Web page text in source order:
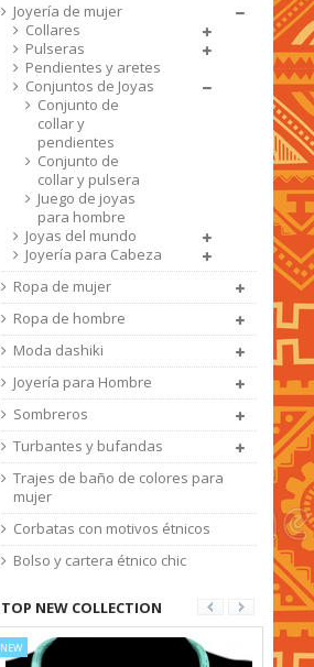
Joyería de mujer
Collares
Pulseras
Pendientes y aretes
Conjuntos de Joyas
Conjunto de
collar y
pendientes
Conjunto de
collar y pulsera
Juego de joyas
para hombre
Joyas del mundo
Joyería para Cabeza
Ropa de mujer
Ropa de hombre
Moda dashiki
Joyería para Hombre
Sombreros
Turbantes y bufandas
Trajes de baño de colores para
mujer
Corbatas con motivos étnicos
Bolso y cartera étnico chic
TOP NEW COLLECTION
NEW